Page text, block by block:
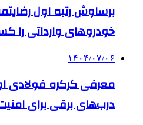
برساوش رتبه اول
خودروهای وارداتی را
۱۴۰۴/۰۷/۰۶
درب‌های برقی برای